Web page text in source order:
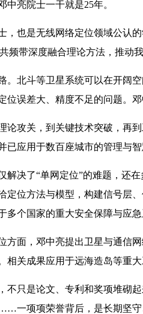
亮院士一干就是25年。
也是无线网络定位领域公认的
频带深度融合理论方法，推动
北斗等卫星系统可以在开阔空
位误差大、精度不足的问题。
攻关，到关键技术突破，再到
已应用于数百座城市的管理与
决了“单网定位”的难题，还在
定位方法与模型，构建信号层
多个国家的重大安全保障与应
面，邓中亮提出卫星与通信网
相关成果应用于远海造岛等重
只是论文、专利和奖项堆砌起
一项项荣誉背后，是长期坚守